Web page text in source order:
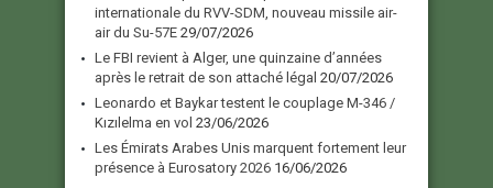
internationale du RVV-SDM, nouveau missile air-
air du Su-57E 29/07/2026
Le FBI revient à Alger, une quinzaine d’années
après le retrait de son attaché légal 20/07/2026
Leonardo et Baykar testent le couplage M-346 /
Kızılelma en vol 23/06/2026
Les Émirats Arabes Unis marquent fortement leur
présence à Eurosatory 2026 16/06/2026